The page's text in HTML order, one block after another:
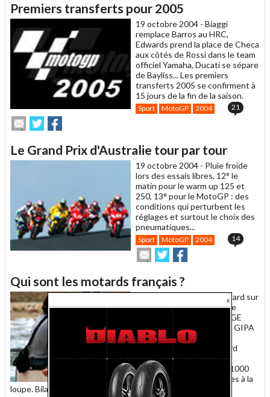
à
un
ami
Premiers transferts pour 2005
19 octobre 2004 - Biaggi
remplace Barros au HRC,
Edwards prend la place de Checa
aux côtés de Rossi dans le team
officiel Yamaha, Ducati se sépare
de Bayliss... Les premiers
transferts 2005 se confirment à
15 jours de la fin de la saison.
Sport MotoGP 2004 21
Envoyer
cet
à
un
Partager
sur
sur
Le Grand Prix d'Australie tour par tour
19 octobre 2004 - Pluie froide
lors des essais libres, 12° le
matin pour le warm up 125 et
250, 13° pour le MotoGP : des
conditions qui perturbent les
réglages et surtout le choix des
pneumatiques...
Sport MotoGP 2004 14
Envoyer
cet
à
un
ami
Partager
sur
sur
Qui sont les motards français ?
15 octobre 2004 -Un motard sur
cinq est une motarde : une
enquête du Cercle Moto GE
Money Bank menée par le GIPA
présente les principales
caractéristiques du motard
français. Age, sexe,
comportement, budget : 1000
personnes ont été passées à la
loupe. Bilan.